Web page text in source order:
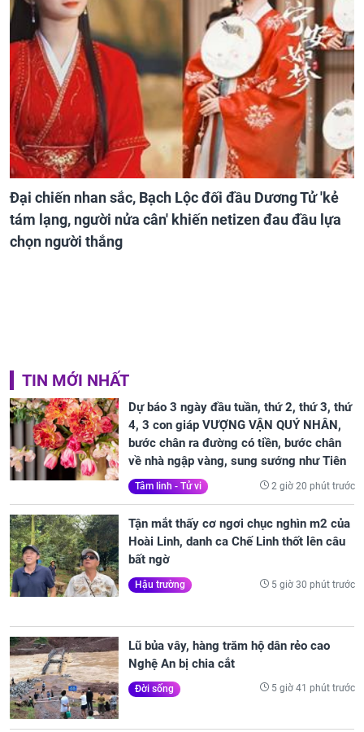
Đại chiến nhan sắc, Bạch Lộc đối đầu Dương Tử 'kẻ
tám lạng, người nửa cân' khiến netizen đau đầu lựa
chọn người thắng
TIN MỚI NHẤT
Dự báo 3 ngày đầu tuần, thứ 2, thứ 3, thứ
4, 3 con giáp VƯỢNG VẬN QUÝ NHÂN,
bước chân ra đường có tiền, bước chân
về nhà ngập vàng, sung sướng như Tiên
Tâm linh - Tử vi 2 giờ 20 phút trước
Tận mắt thấy cơ ngơi chục nghìn m2 của
Hoài Linh, danh ca Chế Linh thốt lên câu
bất ngờ
Hậu trường 5 giờ 30 phút trước
Lũ bủa vây, hàng trăm hộ dân rẻo cao
Nghệ An bị chia cắt
Đời sống 5 giờ 41 phút trước